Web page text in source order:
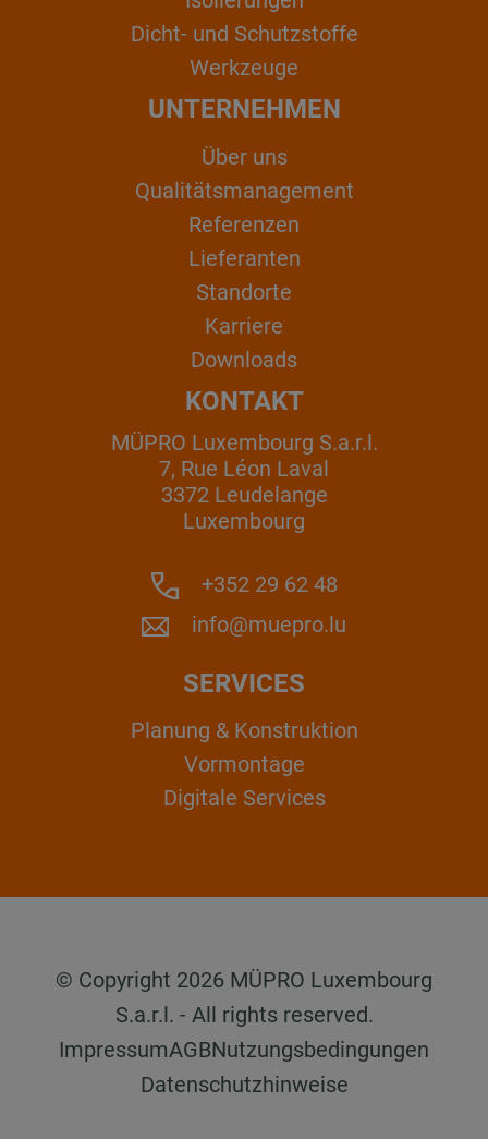
Dicht- und Schutzstoffe
Werkzeuge
UNTERNEHMEN
Über uns
Qualitätsmanagement
Referenzen
Lieferanten
Standorte
Karriere
Downloads
KONTAKT
MÜPRO Luxembourg S.a.r.l.
7, Rue Léon Laval
3372 Leudelange
Luxembourg
+352 29 62 48
info@muepro.lu
SERVICES
Planung & Konstruktion
Vormontage
Digitale Services
© Copyright 2026 MÜPRO Luxembourg
S.a.r.l. - All rights reserved.
ImpressumAGBNutzungsbedingungen
Datenschutzhinweise